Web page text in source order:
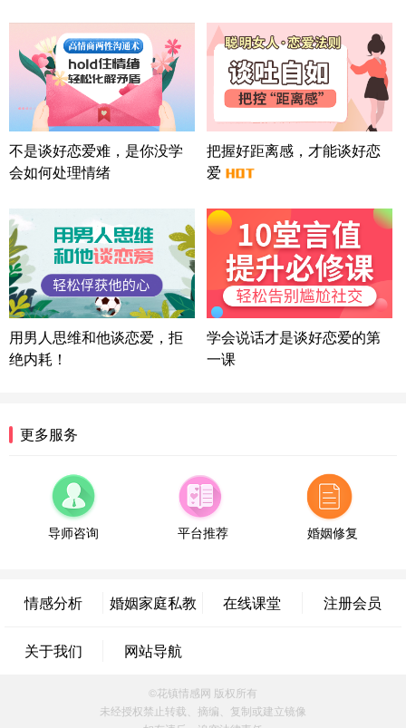
情感方案
北京-朝阳 151****3189
22分钟前
微信用户 巧?媚儿 通过此页面咨询，已获得专属情感
方案
上海-浦东 177****9074
56分钟前
微信用户 Liberty 通过此页面咨询，已获得专属情感
方案
广东-广州 188****5632
湖北-武汉 135****7410
41分钟前
微信用户 困困魚? 通过此页面咨询，已获得专属情感
方案
陕西-西安 139****6283
3分钟前
情感方案
浙江-宁波 150****8921
福建-厦门 159****4462
53分钟前
微信用户 凌乱小羊 通过此页面咨询，已获得专属情
辽宁-大连 176****2843
39分钟前
属情感方案
微信用户 墨笙 通过此页面咨询，已获得专属情感方
案
不是谈好恋爱难，是你没学
会如何处理情绪
把握好距离感，才能谈好恋
爱
用男人思维和他谈恋爱，拒
绝内耗！
学会说话才是谈好恋爱的第
一课
更多服务
导师咨询 平台推荐 婚姻修复
情感分析 婚姻家庭私教 在线课堂 注册会员
关于我们 网站导航
©花镇情感网 版权所有
未经授权禁止转载、摘编、复制或建立镜像